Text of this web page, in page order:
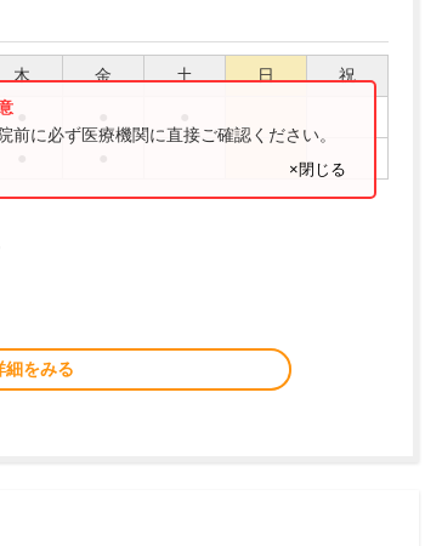
木 金 土 日 祝
に必ず医療機関に直接ご確認ください。
×閉じる
細をみる